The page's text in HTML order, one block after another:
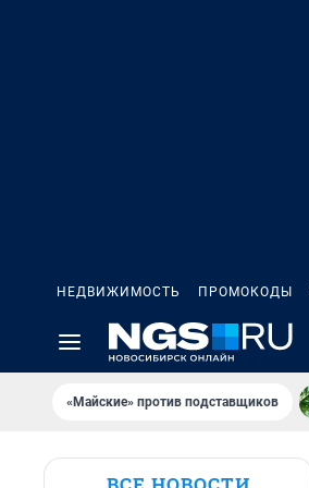
НЕДВИЖИМОСТЬ ПРОМОКОДЫ
«Майские» против подставщиков